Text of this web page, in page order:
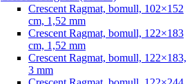
Crescent Ragmat, bomull, 102×152
cm, 1,52 mm
Crescent Ragmat, bomull, 122×183
cm, 1,52 mm
Crescent Ragmat, bomull, 122×183,
3 mm